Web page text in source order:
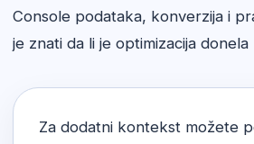
Console podataka, konverzija i
je znati da li je optimizacija
Za dodatni kontekst možete